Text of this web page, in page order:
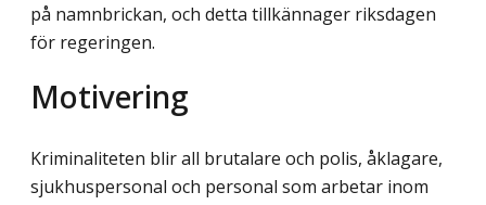
på namnbrickan, och detta tillkännager riksdagen
för regeringen.
Motivering
Kriminaliteten blir all brutalare och polis, åklagare,
sjukhuspersonal och personal som arbetar inom